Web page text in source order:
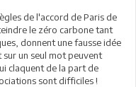
de l'accord de Paris de
le zéro carbone tant
donnent une fausse idée
un seul mot peuvent
claquent de la part de
sont difficiles !